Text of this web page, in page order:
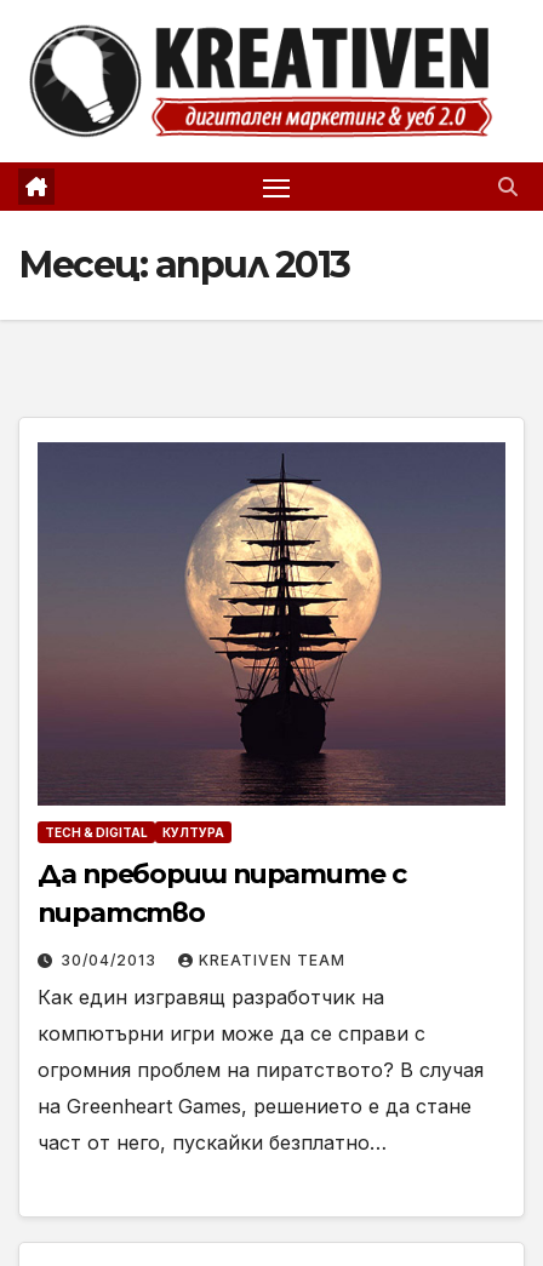
content
Месец:април 2013
TECH & DIGITAL КУЛТУРА
Да пребориш пиратите с
пиратство
30/04/2013 KREATIVEN TEAM
Как един изгравящ разработчик на
компютърни игри може да се справи с
огромния проблем на пиратството? В случая
на Greenheart Games, решението е да стане
част от него, пускайки безплатно…